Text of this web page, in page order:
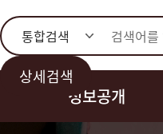
통합검색
상세검색
정보공개